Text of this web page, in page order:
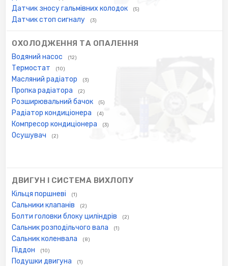
Датчик зносу гальмівних колодок (5)
Датчик стоп сигналу (3)
ОХОЛОДЖЕННЯ ТА ОПАЛЕННЯ
Водяний насос (12)
Термостат (10)
Масляний радіатор (3)
Пропка радіатора (2)
Розширювальний бачок (5)
Радіатор кондиціонера (4)
Компресор кондиціонера (3)
Осушувач (2)
ДВИГУН І СИСТЕМА ВИХЛОПУ
Кільця поршневі (1)
Сальники клапанів (2)
Болти головки блоку циліндрів (2)
Сальник розподільчого вала (1)
Сальник коленвала (8)
Піддон (10)
Подушки двигуна (1)